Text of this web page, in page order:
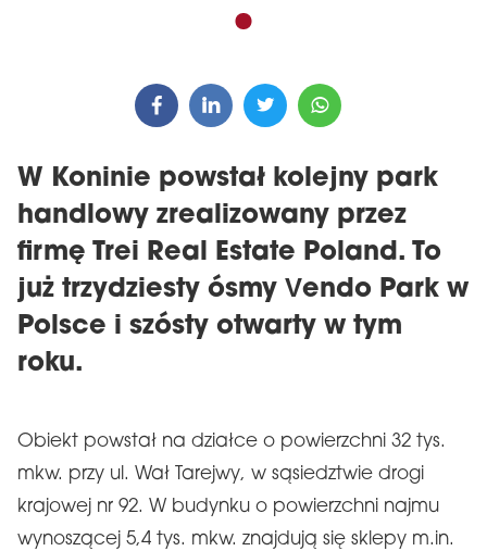
W Koninie powstał kolejny park
handlowy zrealizowany przez
firmę Trei Real Estate Poland. To
już trzydziesty ósmy Vendo Park w
Polsce i szósty otwarty w tym
roku.
Obiekt powstał na działce o powierzchni 32 tys.
mkw. przy ul. Wał Tarejwy, w sąsiedztwie drogi
krajowej nr 92. W budynku o powierzchni najmu
wynoszącej 5,4 tys. mkw. znajdują się sklepy m.in.